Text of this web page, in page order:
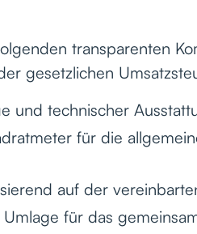
transparenten
gesetzlichen
und technischer
für die
auf der
für das